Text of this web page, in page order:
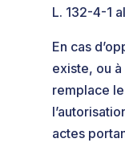
L. 132-4-1
En cas
existe, ou
remplace
actes